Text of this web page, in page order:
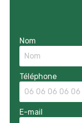
Nom
Téléphone
E-mail